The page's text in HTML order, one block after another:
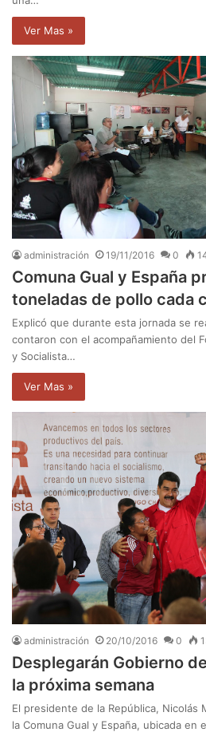
Ver Mas »
administración 19/11/2016 0
Comuna Gual y España
toneladas de pollo cada
Explicó que durante esta jornada se
contaron con el acompañamiento del
y Socialista…
Ver Mas »
administración 20/10/2016 0
Desplegarán Gobierno
la próxima semana
El presidente de la República, Nicolás
la Comuna Gual y España, ubicada en